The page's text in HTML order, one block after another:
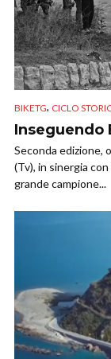
BIKETG, CICLO
Inseguendo
Seconda edizione,
(Tv), in sinergia
grande campione...